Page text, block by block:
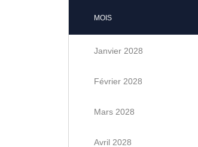
MOIS
Janvier 2028
Février 2028
Mars 2028
Avril 2028